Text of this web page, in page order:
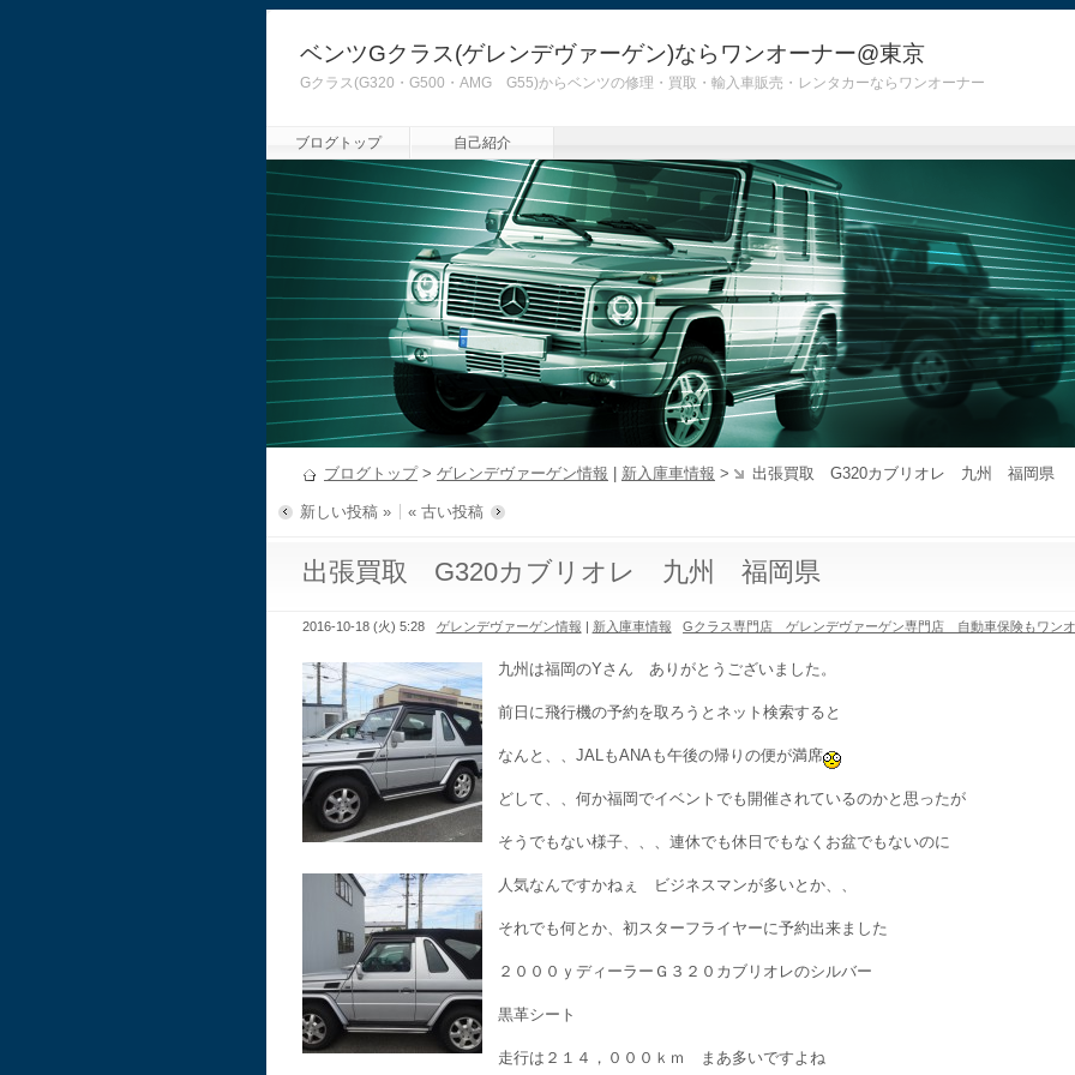
ベンツGクラス(ゲレンデヴァーゲン)ならワンオーナー@東京
Gクラス(G320・G500・AMG G55)からベンツの修理・買取・輸入車販売・レンタカーならワンオーナー
ブログトップ 自己紹介
ブログトップ> ゲレンデヴァーゲン情報 新入庫車情報 > 出張買取 G320カブリオレ 九州 福岡県
新しい投稿 » « 古い投稿
出張買取 G320カブリオレ 九州 福岡県
2016-10-18 (火) 5:28 ゲレンデヴァーゲン情報 | 新入庫車情報 Gクラス専門店 ゲレンデヴァーゲン専門店 自動車保険もワンオ
九州は福岡のYさん ありがとうございました。
前日に飛行機の予約を取ろうとネット検索すると
なんと、、JALもANAも午後の帰りの便が満席
どして、、何か福岡でイベントでも開催されているのかと思ったが
そうでもない様子、、、連休でも休日でもなくお盆でもないのに
人気なんですかねぇ ビジネスマンが多いとか、、
それでも何とか、初スターフライヤーに予約出来ました
２０００ｙディーラーＧ３２０カブリオレのシルバー
黒革シート
走行は２１４，０００ｋｍ まあ多いですよね